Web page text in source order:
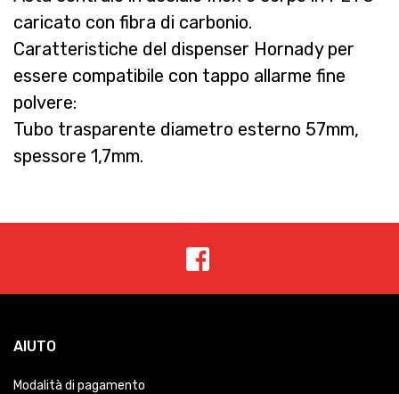
caricato con fibra di carbonio.
Caratteristiche del dispenser Hornady per
essere compatibile con tappo allarme fine
polvere:
Tubo trasparente diametro esterno 57mm,
spessore 1,7mm.
AIUTO
Modalità di pagamento